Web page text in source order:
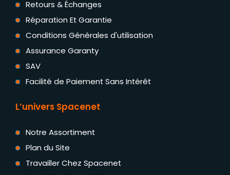
Retours & Échanges
Réparation Et Garantie
Conditions Générales d'utilisation
Assurance Garanty
SAV
Facilité de Paiement Sans Intérêt
L’univers Spacenet
Notre Assortiment
Plan du Site
Travailler Chez Spacenet